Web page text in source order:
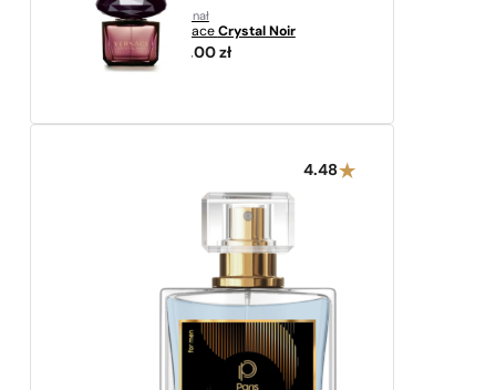
oryginał
Versace Crystal Noir
319,00 zł
4.48